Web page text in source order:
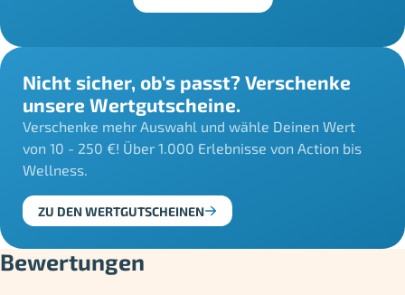
Nicht sicher, ob's passt? Verschenke
unsere Wertgutscheine.
Verschenke mehr Auswahl und wähle Deinen Wert
von 10 - 250 €! Über 1.000 Erlebnisse von Action bis
Wellness.
ZU DEN WERTGUTSCHEINEN
Bewertungen